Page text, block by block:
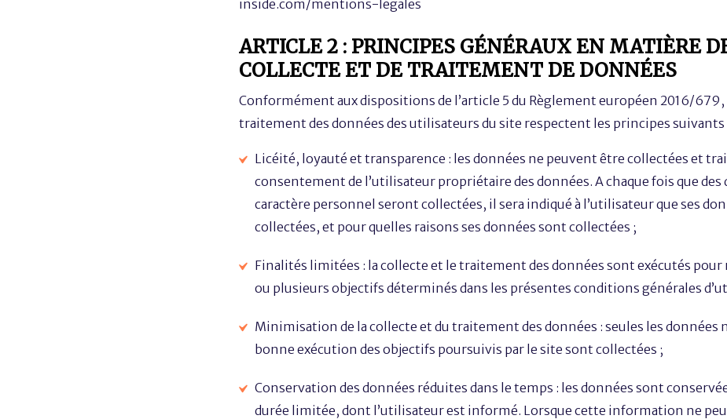
inside.com/mentions-legales
ARTICLE 2 : PRINCIPES GÉNÉRAUX EN MATIÈRE
COLLECTE ET DE TRAITEMENT DE DONNÉES
Conformément aux dispositions de l’article 5 du Règlement européen 2016/679,
traitement des données des utilisateurs du site respectent les principes suivants
Licéité, loyauté et transparence : les données ne peuvent être collectées et
consentement de l’utilisateur propriétaire des données. A chaque fois que des
caractère personnel seront collectées, il sera indiqué à l’utilisateur que ses
collectées, et pour quelles raisons ses données sont collectées ;
Finalités limitées : la collecte et le traitement des données sont exécutés pour
ou plusieurs objectifs déterminés dans les présentes conditions générales
Minimisation de la collecte et du traitement des données : seules les données
bonne exécution des objectifs poursuivis par le site sont collectées ;
Conservation des données réduites dans le temps : les données sont
durée limitée, dont l’utilisateur est informé. Lorsque cette information ne